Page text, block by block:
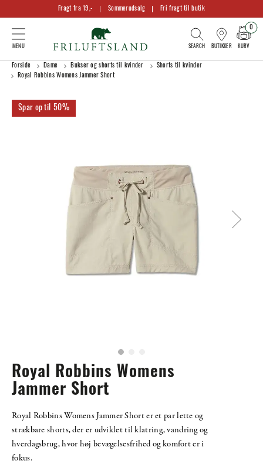
Fragt fra 19,- Sommerudsalg Fri fragt til butik
BUTIKKER KURV
0
Forside Dame Bukser og shorts til kvinder
Shorts til kvinder
Royal Robbins Womens Jammer Short
50%
Royal Robbins Womens
Jammer Short
Royal Robbins Womens Jammer Short er et par lette og
strækbare shorts, der er udviklet til klatring, vandring og
hverdagsbrug, hvor høj bevægelsesfrihed og komfort er i
fokus.